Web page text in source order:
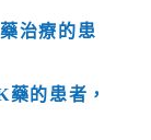
藥治療的患
藥的患者，